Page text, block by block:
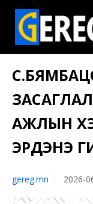
АЖЛЫН
ЭРДЭНЭ
gereg.mn 2026-